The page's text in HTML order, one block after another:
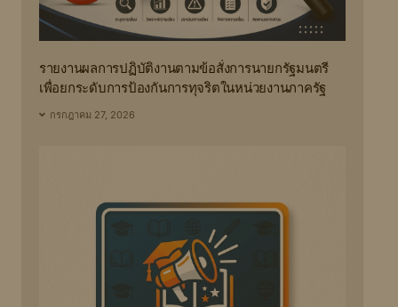
รายงานผลการปฏิบัติงานตามข้อสั่งการนายกรัฐมนตรี
เพื่อยกระดับการป้องกันการทุจริตในหน่วยงานภาครัฐ
กรกฎาคม 27, 2026